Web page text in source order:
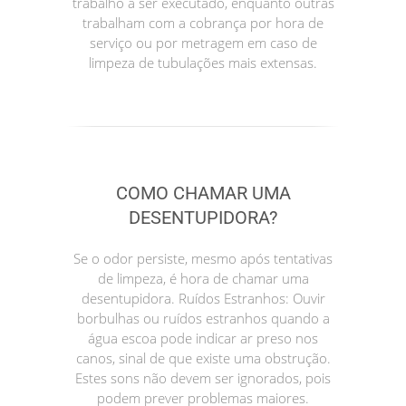
trabalham com a cobrança por hora de
serviço ou por metragem em caso de
limpeza de tubulações mais extensas.
COMO CHAMAR UMA
DESENTUPIDORA?
Se o odor persiste, mesmo após tentativas
de limpeza, é hora de chamar uma
desentupidora. Ruídos Estranhos: Ouvir
borbulhas ou ruídos estranhos quando a
água escoa pode indicar ar preso nos
canos, sinal de que existe uma obstrução.
Estes sons não devem ser ignorados, pois
podem prever problemas maiores.